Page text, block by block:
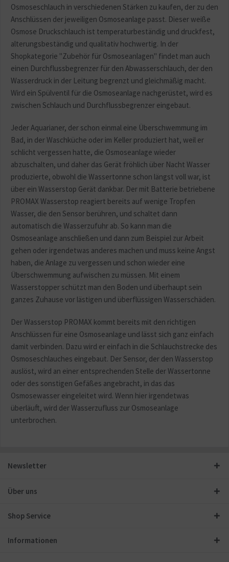
Osmoseschlauch in verschiedenen Stärken zu kaufen, der zu den
Anschlüssen der jeweiligen Osmoseanlage passt. Dieser weiße
Osmose Druckschlauch ist temperaturbeständig und druckfest,
alterungsbeständig und qualitativ hochwertig. In der
Shopkategorie "Zubehör für Osmoseanlagen" findet man auch
einen Durchflussbegrenzer für den Abwasserschlauch, der den
Wasserdruck in der Leitung begrenzt und gleichmäßig macht.
Wird ein Spülventil für die Osmoseanlage nachgerüstet, wird es
zwischen Schlauch und Durchflussbegrenzer eingebaut.
Jeder Aquarianer, der schon einmal eine Überschwemmung im
Bad, in der Waschküche oder im Keller produziert hat, weil er
schlicht vergessen hatte, die Osmoseanlage wieder
abzuschalten, und daher das Gerät fröhlich über Nacht Wasser
produzierte, obwohl die Wassertonne schon längst voll war, ist
über ein Wasserstop Gerät dankbar. Der mit Batterie betriebene
PROMAX Wasserstop reagiert bereits auf wenige Tropfen
Wasser, die den Sensor berühren, und schaltet dann
automatisch die Wasserzufuhr ab. So kann man die
Osmoseanlage anschließen und dann zum Beispiel zur Arbeit
gehen oder irgendetwas anderes machen und muss keine Angst
haben, die Anlage zu vergessen und schon wieder eine
Überschwemmung aufwischen zu müssen. Mit einem
Wasserstopper schützt man den Boden und überhaupt sein
ganzes Zuhause vor lästigen und überflüssigen Wasserschäden.
Der Wasserstop PROMAX kommt bereits mit den richtigen
Anschlüssen für eine Osmoseanlage und lässt sich ganz einfach
damit verbinden. Dazu wird er einfach in die Schlauchstrecke des
Osmoseschlauches eingebaut. Der Sensor, der den Wasserstop
auslöst, wird an einer entsprechenden Stelle der Wassertonne
oder des sonstigen Gefäßes angebracht, in das das
Osmosewasser eingeleitet wird. Wenn hier irgendetwas
überläuft, wird der Wasserzufluss zur Osmoseanlage
unterbrochen.
Newsletter
Über uns
Shop Service
Informationen